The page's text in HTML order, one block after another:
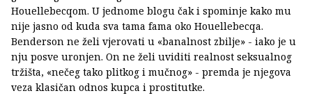
Houellebecqom. U jednome blogu čak i spominje kako mu
nije jasno od kuda sva tama fama oko Houellebecqa.
Benderson ne želi vjerovati u «banalnost zbilje» - iako je u
nju posve uronjen. On ne želi uviditi realnost seksualnog
tržišta, «nečeg tako plitkog i mučnog» - premda je njegova
veza klasičan odnos kupca i prostitutke.